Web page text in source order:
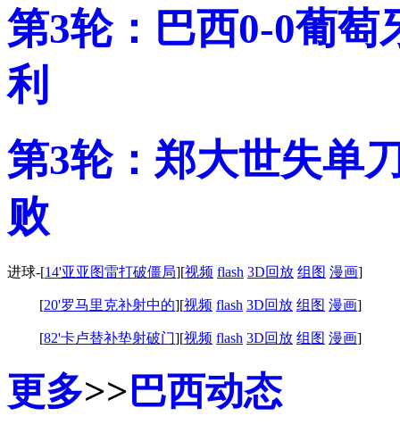
第3轮：巴西0-0葡萄
利
第3轮：郑大世失单
败
进球-[14'亚亚图雷打破僵局][视频 flash 3D回放 组图 漫画]
[20'罗马里克补射中的][视频 flash 3D回放 组图 漫画]
[82'卡卢替补垫射破门][视频 flash 3D回放 组图 漫画]
更多>>巴西动态